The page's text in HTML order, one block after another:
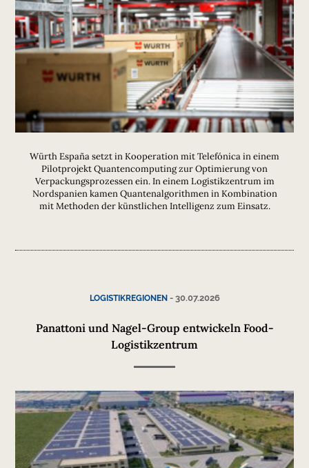
Würth España setzt in Kooperation mit Telefónica in einem
Pilotprojekt Quantencomputing zur Optimierung von
Verpackungsprozessen ein. In einem Logistikzentrum im
Nordspanien kamen Quantenalgorithmen in Kombination
mit Methoden der künstlichen Intelligenz zum Einsatz.
LOGISTIKREGIONEN- 30.07.2026
Panattoni und Nagel-Group entwickeln Food-
Logistikzentrum